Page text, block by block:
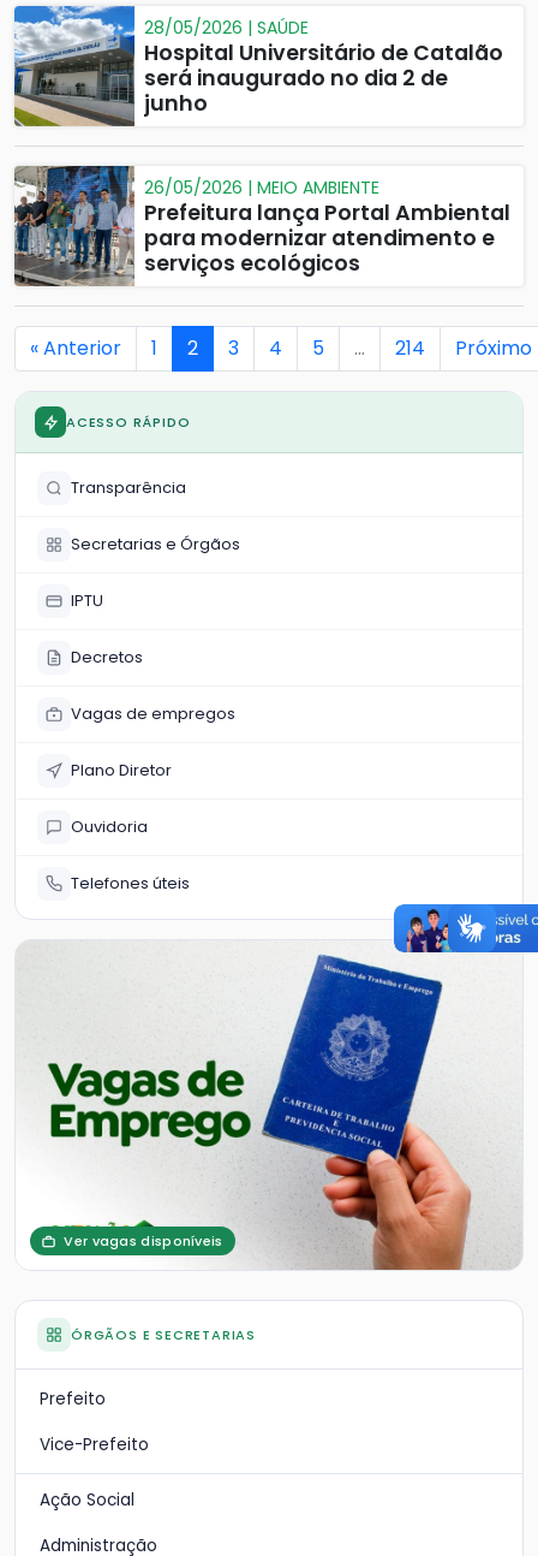
28/05/2026 | SAÚDE
Hospital Universitário de Catalão
será inaugurado no dia 2 de
junho
26/05/2026 | MEIO AMBIENTE
Prefeitura lança Portal Ambiental
para modernizar atendimento e
serviços ecológicos
« Anterior 1 2 3 4 5 … 214 Próximo
ACESSO RÁPIDO
Transparência
Secretarias e Órgãos
IPTU
Decretos
Vagas de empregos
Plano Diretor
Ouvidoria
Telefones úteis
Ver vagas disponíveis
ÓRGÃOS E SECRETARIAS
Prefeito
Vice-Prefeito
Ação Social
Administração